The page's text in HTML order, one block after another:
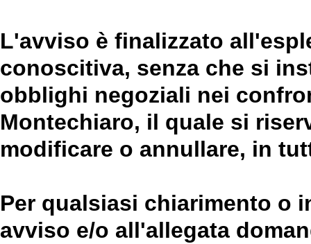
L'avviso è finalizzato
conoscitiva, senza che si
obblighi negoziali nei
Montechiaro, il quale si
modificare o annullare, in
Per qualsiasi chiarimento o
avviso e/o all'allegata